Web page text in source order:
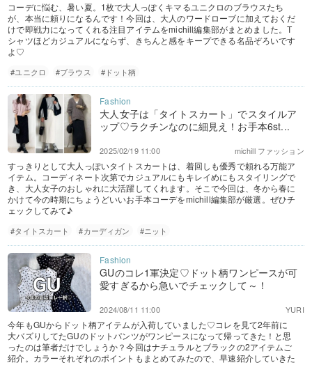
コーデに悩む、暑い夏。1枚で大人っぽくキマるユニクロのブラウスたち
が、本当に頼りになるんです！今回は、大人のワードローブに加えておくだ
けで即戦力になってくれる注目アイテムをmichill編集部がまとめました。T
シャツほどカジュアルにならず、きちんと感をキープできる名品ぞろいです
よ♡
#ユニクロ #ブラウス #ドット柄
大人女子は「タイトスカート」でスタイルア
ップ♡ラクチンなのに細見え！お手本6st...
michill ファッション
2025/02/19 11:00
すっきりとして大人っぽいタイトスカートは、着回しも優秀で頼れる万能ア
イテム。コーディネート次第でカジュアルにもキレイめにもスタイリングで
き、大人女子のおしゃれに大活躍してくれます。そこで今回は、冬から春に
かけて今の時期にちょうどいいお手本コーデをmichill編集部が厳選。ぜひチ
ェックしてみて♪
#タイトスカート #カーディガン #ニット
GUのコレ1軍決定♡ドット柄ワンピースが可
愛すぎるから急いでチェックして～！
YURI
2024/08/11 11:00
今年もGUからドット柄アイテムが入荷していました♡コレを見て2年前に
大バズりしてたGUのドットパンツがワンピースになって帰ってきた！と思
ったのは筆者だけでしょうか？今回はナチュラルとブラックの2アイテムご
紹介。カラーそれぞれのポイントもまとめてみたので、早速紹介していきた